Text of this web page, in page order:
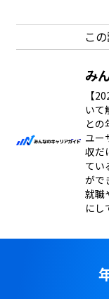
こ
み
【
いて
との
ユー
収だ
てい
がで
就職
にし